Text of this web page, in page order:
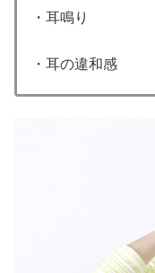
・耳鳴り
・耳の違和感